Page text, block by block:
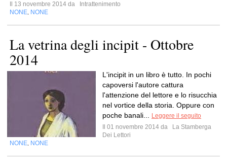
Il 13 novembre 2014 da
Intrattenimento
NONE NONE
La vetrina degli incipit - Ottobre
2014
L'incipit in un libro è tutto. In pochi
capoversi l'autore cattura
l'attenzione del lettore e lo risucchia
nel vortice della storia. Oppure con
poche banali...
Leggere il seguito
Il 01 novembre 2014 da
La Stamberga
Dei Lettori
NONE NONE